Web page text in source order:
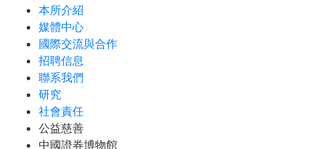
本所介紹
媒體中心
國際交流與合作
招聘信息
聯系我們
研究
社會責任
公益慈善
中國證券博物館